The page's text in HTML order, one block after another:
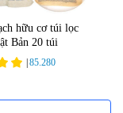
hữu cơ túi lọc
Bản 20 túi
85.280